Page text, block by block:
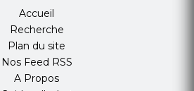
Accueil
Recherche
Plan du site
Nos Feed RSS
A Propos